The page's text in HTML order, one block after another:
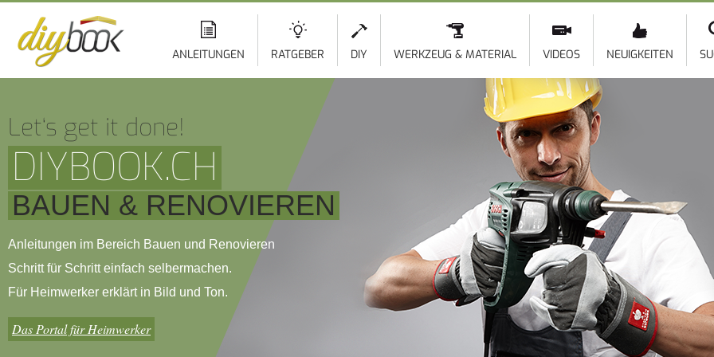
ANLEITUNGEN RATGEBER DIY WERKZEUG & MATERIAL VIDEOS NEUIGKEITEN
Let‘s get it done!
DIYBOOK.CH
BAUEN & RENOVIEREN
Anleitungen im Bereich Bauen und Renovieren
Schritt für Schritt einfach selbermachen.
Für Heimwerker erklärt in Bild und Ton.
Das Portal für Heimwerker